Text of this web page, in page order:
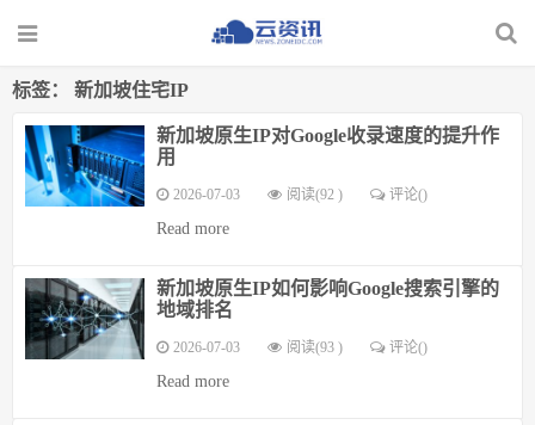
标签： 新加坡住宅IP
新加坡原生IP对Google收录速度的提升作
用
2026-07-03 阅读(92 ) 评论()
Read more
新加坡原生IP如何影响Google搜索引擎的
地域排名
2026-07-03 阅读(93 ) 评论()
Read more